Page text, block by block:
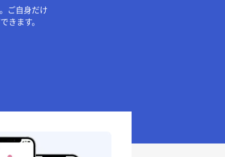
ご自身だけ
きます。